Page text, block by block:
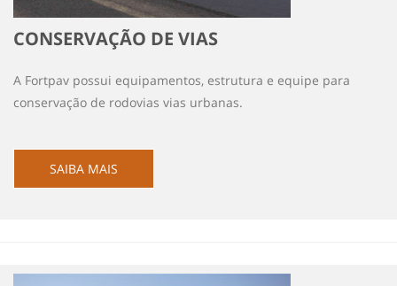
CONSERVAÇÃO DE VIAS
A Fortpav possui equipamentos, estrutura e equipe para
conservação de rodovias vias urbanas.
SAIBA MAIS